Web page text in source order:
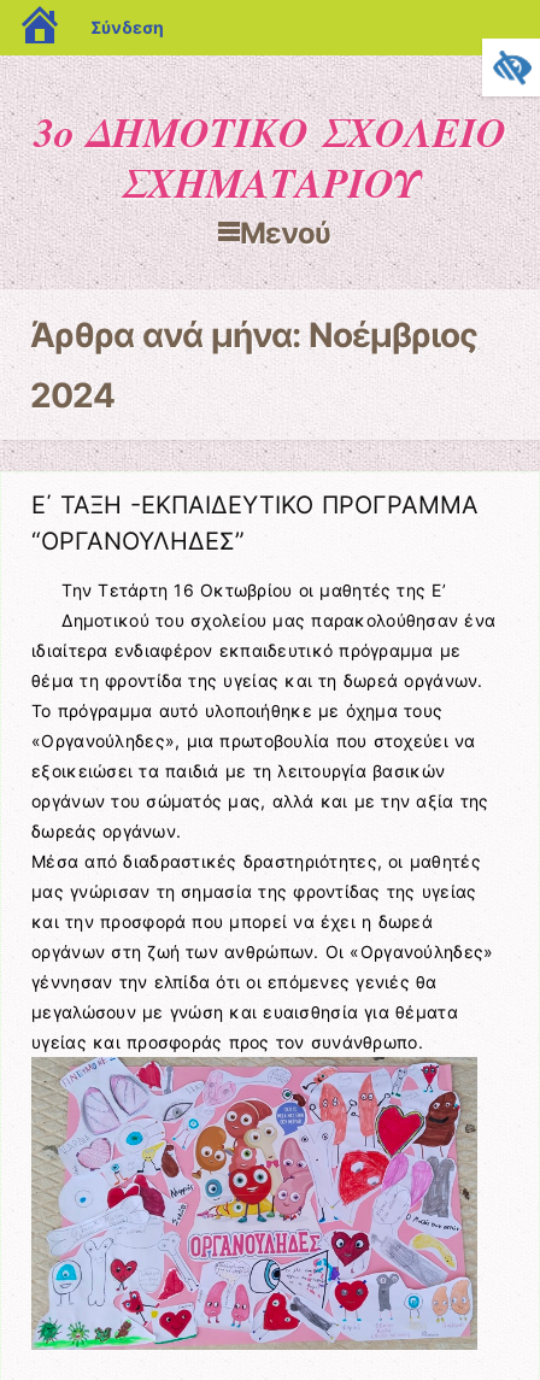
blogs.sch.gr
Σύνδεση
3ο ΔΗΜΟΤΙΚΟ ΣΧΟΛΕΙΟ
ΣΧΗΜΑΤΑΡΙΟΥ
Μενού
Μετάβαση στο περιεχόμενο
Άρθρα ανά μήνα:Νοέμβριος
2024
Ε΄ ΤΑΞΗ -ΕΚΠΑΙΔΕΥΤΙΚΟ ΠΡΟΓΡΑΜΜΑ
“ΟΡΓΑΝΟΥΛΗΔΕΣ”
Την Τετάρτη 16 Οκτωβρίου οι μαθητές της Ε’
Δημοτικού του σχολείου μας παρακολούθησαν ένα
ιδιαίτερα ενδιαφέρον εκπαιδευτικό πρόγραμμα με
θέμα τη φροντίδα της υγείας και τη δωρεά οργάνων.
Το πρόγραμμα αυτό υλοποιήθηκε με όχημα τους
«Οργανούληδες», μια πρωτοβουλία που στοχεύει να
εξοικειώσει τα παιδιά με τη λειτουργία βασικών
οργάνων του σώματός μας, αλλά και με την αξία της
δωρεάς οργάνων.
Μέσα από διαδραστικές δραστηριότητες, οι μαθητές
μας γνώρισαν τη σημασία της φροντίδας της υγείας
και την προσφορά που μπορεί να έχει η δωρεά
οργάνων στη ζωή των ανθρώπων. Οι «Οργανούληδες»
γέννησαν την ελπίδα ότι οι επόμενες γενιές θα
μεγαλώσουν με γνώση και ευαισθησία για θέματα
υγείας και προσφοράς προς τον συνάνθρωπο.